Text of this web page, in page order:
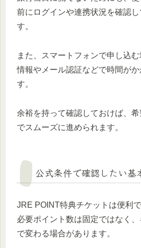
前にログインや連携状況を確認
す。
また、スマートフォンで申し込
情報やメール認証などで時間がか
す。
余裕を持って確認しておけば、
でスムーズに進められます。
公式条件で確認したい基
JRE POINT特典チケットは便利
必要ポイント数は固定ではなく
で変わる場合があります。